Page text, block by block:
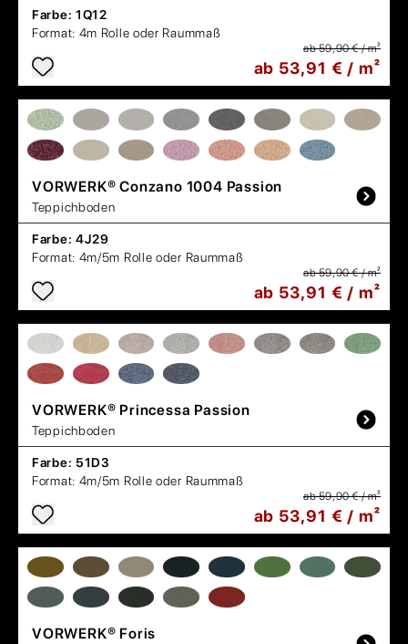
Farbe: 1Q12
Format: 4m Rolle oder Raummaß
ab 59,90 € / m²
ab 53,91 € / m²
VORWERK® Conzano 1004 Passion
Teppichboden
Farbe: 4J29
Format: 4m/5m Rolle oder Raummaß
ab 59,90 € / m²
ab 53,91 € / m²
VORWERK® Princessa Passion
Teppichboden
Farbe: 51D3
Format: 4m/5m Rolle oder Raummaß
ab 59,90 € / m²
ab 53,91 € / m²
VORWERK® Foris